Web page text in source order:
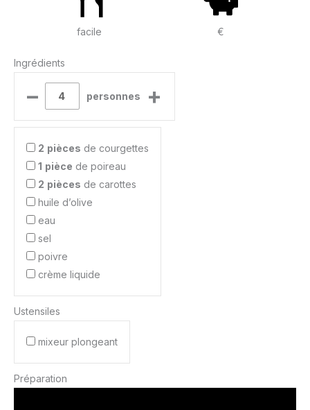
facile €
Ingrédients
– personnes +
2 pièces de courgettes
1 pièce de poireau
2 pièces de carottes
huile d’olive
eau
sel
poivre
crème liquide
Ustensiles
mixeur plongeant
Préparation